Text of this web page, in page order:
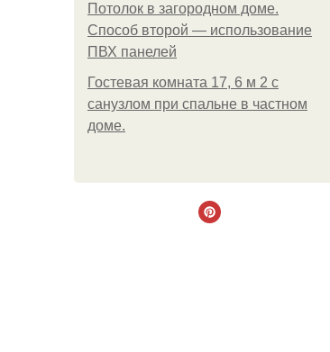
Потолок в загородном доме.
Способ второй — использование
ПВХ панелей
Гостевая комната 17, 6 м 2 с
санузлом при спальне в частном
доме.